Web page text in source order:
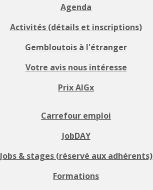
Agenda
Activités (détails et inscriptions)
Gembloutois à l'étranger
Votre avis nous intéresse
Prix AIGx
Carrefour emploi
JobDAY
Jobs & stages (réservé aux adhérents)
Formations